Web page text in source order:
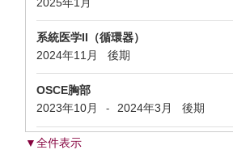
系統医学II（循環器）
2024年11月
後期
OSCE胸部
2023年10月
- 2024年3月 後期
▼全件表示